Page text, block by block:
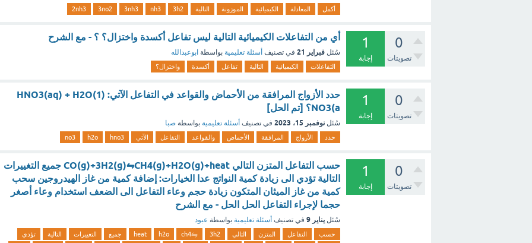
أكمل المعادلة الكيميائية الموزونة التالية 3h2
nh3
3nh3
3no2
2nh3
0
تصويتات
1
إجابة
أي من التفاعلات الكيميائية التالية ليس تفاعل أكسدة واختزال؟ ؟ - مع الشرح
سُئل فبراير 21 في تصنيف أسئلة تعليمية بواسطة ابوعبدالله
التفاعلات الكيميائية التالية تفاعل أكسدة واختزال؟
0
تصويتات
1
إجابة
حدد الأزواج المرافقة من الأحماض والقواعد في التفاعل الآتي: HNO3(aq) + H2O(1)
NO3(a؟ [تم الحل]
سُئل نوفمبر 15، 2023 في تصنيف أسئلة تعليمية بواسطة صبا
حدد الأزواج المرافقة الأحماض والقواعد التفاعل الآتي hno3
h2o
no3
0
تصويتات
1
إجابة
حسب التفاعل المتزن التالي CO(g)+3H2(g)⇋CH4(g)+H2O(g)+heat جميع التغييرات
التالية تؤدي الى زيادة كمية النواتج عدا الخيارات: إضافة كمية من غاز الهيدروجين سحب
كمية من غاز الميثان المتكون زيادة حجم وعاء التفاعل الى الضعف استخدام وعاء أصغر
حجما لإجراء التفاعل الحل الحل - مع الشرح
سُئل يناير 9 في تصنيف أسئلة تعليمية بواسطة عبود
حسب التفاعل المتزن التالي 3h2
⇋ch4
h2o
heat جميع التغييرات التالية
تؤدي